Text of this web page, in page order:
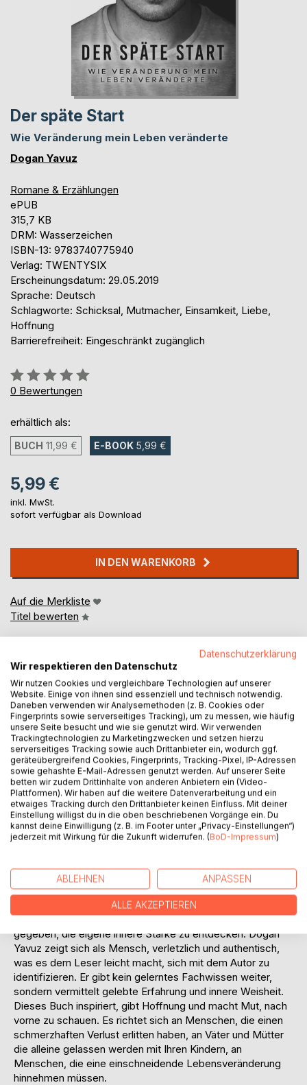
Der späte Start
Wie Veränderung mein Leben veränderte
Dogan Yavuz
Romane & Erzählungen
ePUB
315,7 KB
DRM: Wasserzeichen
ISBN-13: 9783740775940
Verlag: TWENTYSIX
Erscheinungsdatum: 29.05.2019
Sprache: Deutsch
Schlagworte: Schicksal, Mutmacher, Einsamkeit, Liebe,
Hoffnung
Barrierefreiheit: Eingeschränkt zugänglich
Bewertung::
0%
0 Bewertungen
erhältlich als:
BUCH 11,99 € E-BOOK 5,99 €
5,99 €
inkl. MwSt.
sofort verfügbar als Download
IN DEN WARENKORB
Auf die Merkliste
Titel bewerten
BESCHREIBUNG
Eine Trennung zwingt den Autor, seinen Traum vom heilen
Familienleben aufzugeben. Er ist degradiert zum
Wochenendpapa, der nur noch eine Nebenrolle im Leben
seiner Kinder spielt. Es folgen vier Jahre der
Selbstvorwürfe, der Einsamkeit, der Wut. Dann plötzlich die
erneute Lebenswendung. Ein Anruf der alles verändert. Nun
es beginnt ein Jahr voller Höhen und Tiefen.
Dieses Buch ist kein Krisenbewältigungsratgeber. Es ist ein
biographischer Mutmacher. Es werden keine Strategien mit
erhobenem Zeigefinger vermittelt, sondern Impulse
gegeben, die eigene innere Stärke zu entdecken. Dogan
Yavuz zeigt sich als Mensch, verletzlich und authentisch,
was es dem Leser leicht macht, sich mit dem Autor zu
identifizieren. Er gibt kein gelerntes Fachwissen weiter,
sondern vermittelt gelebte Erfahrung und innere Weisheit.
Dieses Buch inspiriert, gibt Hoffnung und macht Mut, nach
vorne zu schauen. Es richtet sich an Menschen, die einen
schmerzhaften Verlust erlitten haben, an Väter und Mütter
die alleine gelassen werden mit Ihren Kindern, an
Menschen, die eine einschneidende Lebensveränderung
hinnehmen müssen.
Datenschutzerklärung
Wir respektieren den Datenschutz
Wir nutzen Cookies und vergleichbare Technologien auf unserer
Website. Einige von ihnen sind essenziell und technisch notwendig.
Daneben verwenden wir Analysemethoden (z. B. Cookies oder
Fingerprints sowie serverseitiges Tracking), um zu messen, wie häufig
unsere Seite besucht und wie sie genutzt wird. Wir verwenden
Trackingtechnologien zu Marketingzwecken und setzen hierzu
serverseitiges Tracking sowie auch Drittanbieter ein, wodurch ggf.
geräteübergreifend Cookies, Fingerprints, Tracking-Pixel, IP-Adressen
sowie gehashte E-Mail-Adressen genutzt werden. Auf unserer Seite
betten wir zudem Drittinhalte von anderen Anbietern ein (Video-
Plattformen). Wir haben auf die weitere Datenverarbeitung und ein
etwaiges Tracking durch den Drittanbieter keinen Einfluss. Mit deiner
Einstellung willigst du in die oben beschriebenen Vorgänge ein. Du
kannst deine Einwilligung (z. B. im Footer unter „Privacy-Einstellungen“)
jederzeit mit Wirkung für die Zukunft widerrufen. (BoD-Impressum)
ABLEHNEN ANPASSEN
ALLE AKZEPTIEREN